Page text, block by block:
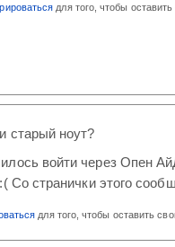
для того, чтобы
старый ноут?
войти через Опен
Со странички этого
для того, чтобы оставить